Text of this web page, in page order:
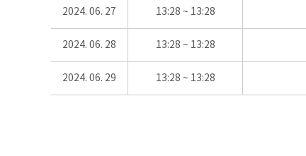
2024. 06. 27 13:28 ~ 13:28
2024. 06. 28 13:28 ~ 13:28
2024. 06. 29 13:28 ~ 13:28